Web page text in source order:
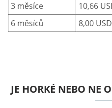
3 měsíce
10,66
6 měsíců
8,00 USD
JE HORKÉ NEBO NE